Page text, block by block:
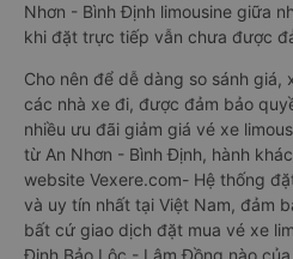
Nhơn - Bình Định limousine giữa
khi đặt trực tiếp vẫn chưa được
Cho nên để dễ dàng so sánh giá,
các nhà xe đi, được đảm bảo
nhiều ưu đãi giảm giá vé xe
từ An Nhơn - Bình Định, hành
website Vexere.com- Hệ thống
và uy tín nhất tại Việt Nam, đảm
bất cứ giao dịch đặt mua vé xe
Định Bảo Lộc - Lâm Đồng nào